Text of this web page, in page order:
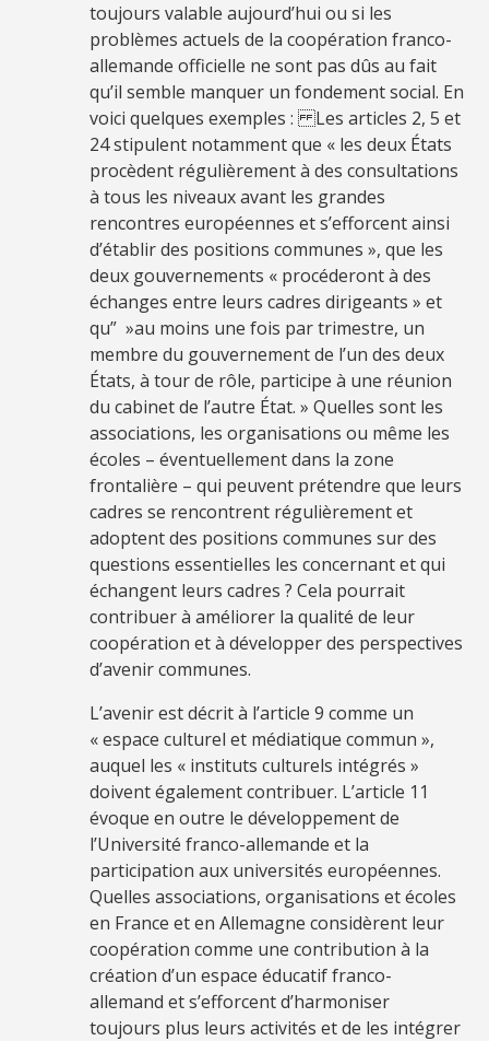
toujours valable aujourd’hui ou si les
problèmes actuels de la coopération franco-
allemande officielle ne sont pas dûs au fait
qu’il semble manquer un fondement social. En
voici quelques exemples : Les articles 2, 5 et
24 stipulent notamment que « les deux États
procèdent régulièrement à des consultations
à tous les niveaux avant les grandes
rencontres européennes et s’efforcent ainsi
d’établir des positions communes », que les
deux gouvernements « procéderont à des
échanges entre leurs cadres dirigeants » et
qu” »au moins une fois par trimestre, un
membre du gouvernement de l’un des deux
États, à tour de rôle, participe à une réunion
du cabinet de l’autre État. » Quelles sont les
associations, les organisations ou même les
écoles – éventuellement dans la zone
frontalière – qui peuvent prétendre que leurs
cadres se rencontrent régulièrement et
adoptent des positions communes sur des
questions essentielles les concernant et qui
échangent leurs cadres ? Cela pourrait
contribuer à améliorer la qualité de leur
coopération et à développer des perspectives
d’avenir communes.
L’avenir est décrit à l’article 9 comme un
« espace culturel et médiatique commun »,
auquel les « instituts culturels intégrés »
doivent également contribuer. L’article 11
évoque en outre le développement de
l’Université franco-allemande et la
participation aux universités européennes.
Quelles associations, organisations et écoles
en France et en Allemagne considèrent leur
coopération comme une contribution à la
création d’un espace éducatif franco-
allemand et s’efforcent d’harmoniser
toujours plus leurs activités et de les intégrer